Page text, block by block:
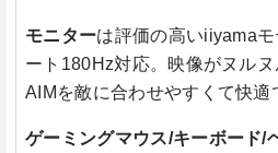
モニターは評価の高いiiyama
ート180Hz対応。映像がヌルヌ
AIMを敵に合わせやすくて快適
ゲーミングマウス/キーボード/